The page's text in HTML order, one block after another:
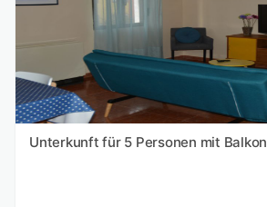
Unterkunft für 5 Personen mit Balkon